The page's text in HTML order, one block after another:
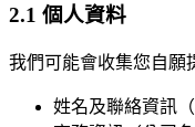
2.1 個人資料
我們可能會收集您自願
姓名及聯絡資訊